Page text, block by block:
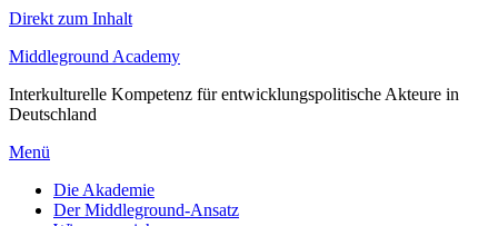
Direkt zum Inhalt
Middleground Academy
Interkulturelle Kompetenz für entwicklungspolitische Akteure in
Deutschland
Menü
Die Akademie
Der Middleground-Ansatz